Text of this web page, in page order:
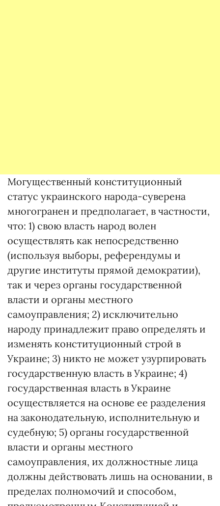
Могущественный конституционный
статус украинского народа-суверена
многогранен и предполагает, в частности,
что: 1) свою власть народ волен
осуществлять как непосредственно
(используя выборы, референдумы и
другие институты прямой демократии),
так и через органы государственной
власти и органы местного
самоуправления; 2) исключительно
народу принадлежит право определять и
изменять конституционный строй в
Украине; 3) никто не может узурпировать
государственную власть в Украине; 4)
государственная власть в Украине
осуществляется на основе ее разделения
на законодательную, исполнительную и
судебную; 5) органы государственной
власти и органы местного
самоуправления, их должностные лица
должны действовать лишь на основании, в
пределах полномочий и способом,